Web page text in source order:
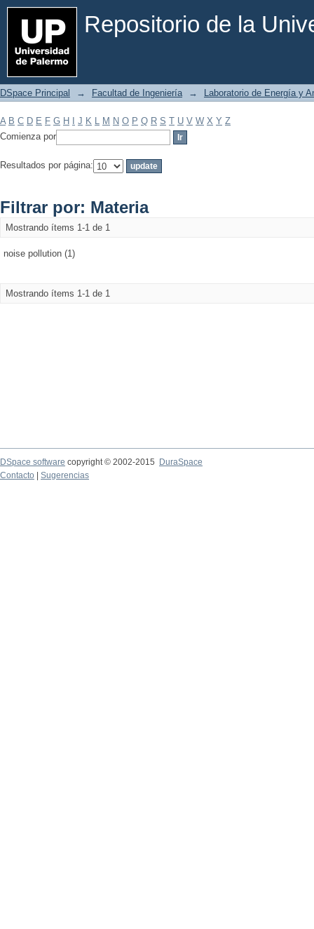
Repositorio de la
Filtrar por: Materia
DSpace Principal → Facultad de Ingeniería → Laboratorio de Energía y
A B C D E F G H J K L M N O P Q R S T U V W X Y Z
Comienza por
Resultados por página:
Filtrar por: Materia
Mostrando ítems 1-1 de 1
noise pollution (1)
Mostrando ítems 1-1 de 1
DSpace software copyright © 2002-2015
DuraSpace
Contacto
Sugerencias